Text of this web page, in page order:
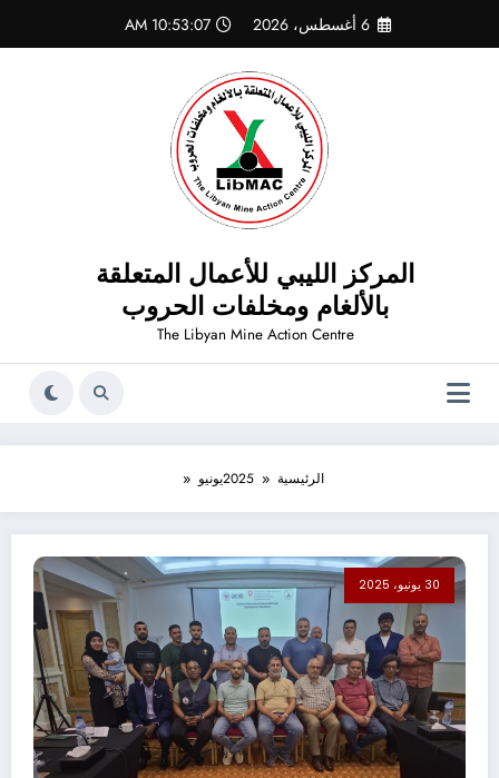
المحتوى
6 أغسطس، 2026 10:53:07 AM
المركز الليبي للأعمال المتعلقة
بالألغام ومخلفات الحروب
The Libyan Mine Action Centre
الرئيسية 2025يونيو
30 يونيو، 2025